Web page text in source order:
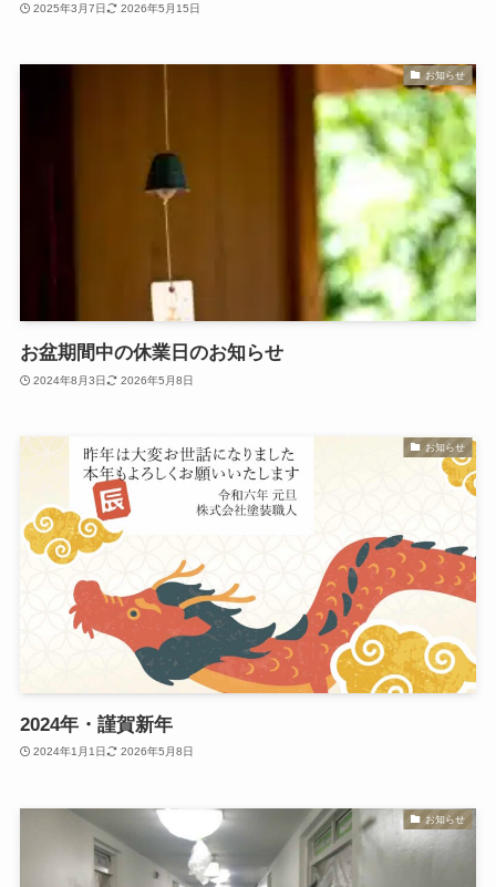
2025年3月7日 2026年5月15日
お知らせ
お盆期間中の休業日のお知らせ
2024年8月3日 2026年5月8日
お知らせ
2024年・謹賀新年
2024年1月1日 2026年5月8日
お知らせ